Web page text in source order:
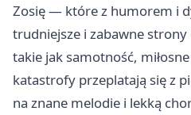
Zosię — które z humorem i
trudniejsze i zabawne strony
takie jak samotność,
katastrofy przeplatają się z
na znane melodie i lekką